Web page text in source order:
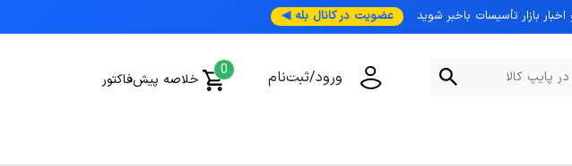
بازار تأسیسات با‌خبر شوید عضویت در کانال بله ◀
ورود/ثبت‌نام 0
خلاصه پیش‌فاکتور